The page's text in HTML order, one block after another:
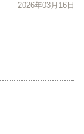
2026年03月16日